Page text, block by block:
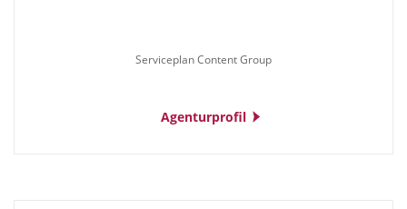
Serviceplan Content Group
Agenturprofil